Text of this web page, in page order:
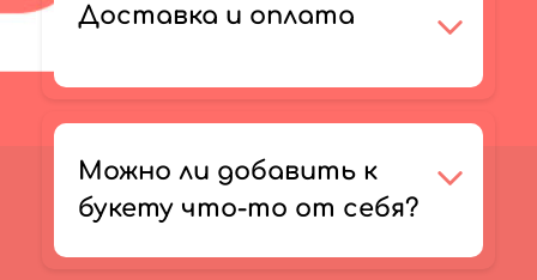
Доставка и оплата
Можно ли добавить к
букету что-то от себя?